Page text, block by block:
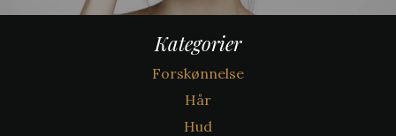
Kategorier
Forskønnelse
Hår
Hud